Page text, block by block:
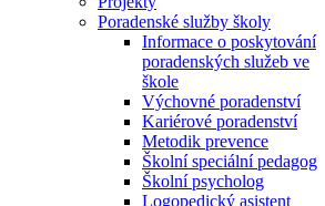
Poradenské služby školy
Informace o poskytování
poradenských služeb ve
škole
Výchovné poradenství
Kariérové poradenství
Metodik prevence
Školní speciální pedagog
Školní psycholog
Logopedický asistent